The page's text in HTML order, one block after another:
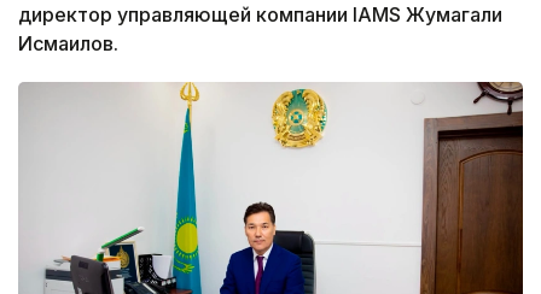
директор управляющей компании IAMS Жумагали
Исмаилов.